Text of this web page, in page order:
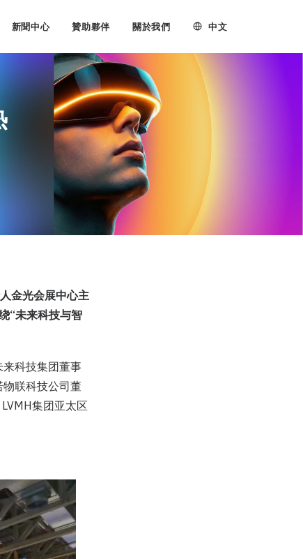
新聞中心 贊助夥伴 關於我們 中文
金光会展中心主
“未来科技与智
科技集团董事
联科技公司董
集团亚太区